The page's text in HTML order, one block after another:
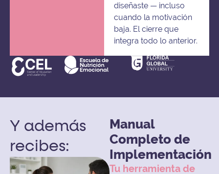
diseñaste — incluso
cuando la motivación
baja. El cierre que
integra todo lo anterior.
Y además
recibes:
Manual
Completo de
Implementación
Tu herramienta de